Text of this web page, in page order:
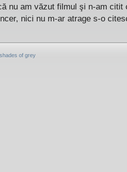
nu am văzut filmul şi n-am citit
nici nu m-ar atrage s-o
of grey